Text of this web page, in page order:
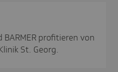
profitieren von
St. Georg.